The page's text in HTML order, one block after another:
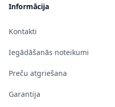
Informācija
Kontakti
Iegādāšanās noteikumi
Preču atgriešana
Garantija